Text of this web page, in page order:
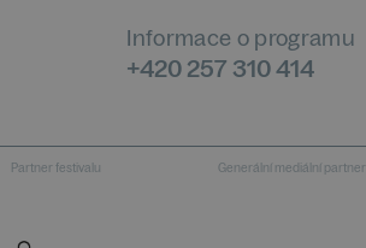
Informace o programu
+420 257 310 414
Partner festivalu Generální mediální partner